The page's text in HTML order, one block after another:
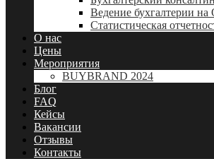
Ведение бухгалтерии
Статистическая
О нас
Цены
Мероприятия
BUYBRAND 2024
Блог
FAQ
Кейсы
Вакансии
Отзывы
Контакты